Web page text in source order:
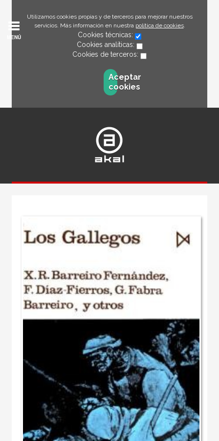
Utilizamos cookies propias y de terceros para mejorar nuestros
servicios. Más información en nuestra política de cookies.
Cookies técnicas:
Cookies analíticas:
Cookies de terceros:
Aceptar
cookies
MENÚ